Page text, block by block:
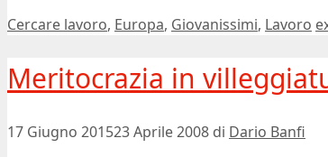
Categorie
Cercare lavoro, Europa, Giovanissimi, Lavoro
Meritocrazia in
17 Giugno 201523 Aprile 2008 di Dario Banfi